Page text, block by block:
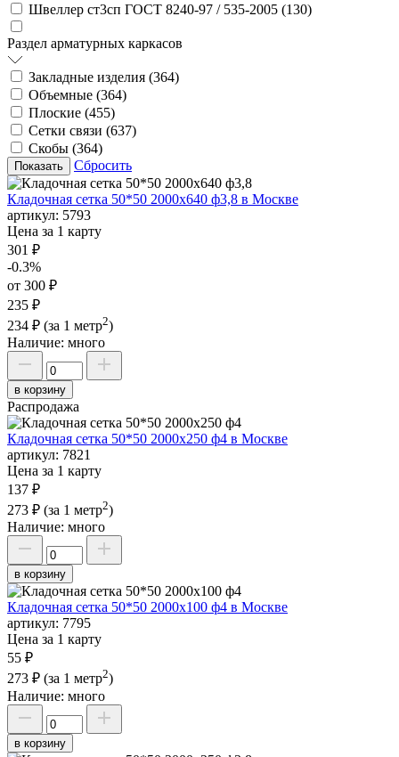
Швеллер ст3сп ГОСТ 8240-97 / 535-2005 (130)
Раздел арматурных каркасов
Закладные изделия (364)
Объемные (364)
Плоские (455)
Сетки связи (637)
Скобы (364)
Сбросить
Кладочная сетка 50*50 2000х640 ф3,8 в Москве
артикул: 5793
Цена за 1 карту
301 ₽
-0.3%
от 300 ₽
235 ₽
234 ₽ (за 1 метр2)
Наличие: много
в корзину
Распродажа
Кладочная сетка 50*50 2000х250 ф4 в Москве
артикул: 7821
Цена за 1 карту
137 ₽
273 ₽ (за 1 метр2)
Наличие: много
в корзину
Кладочная сетка 50*50 2000х100 ф4 в Москве
артикул: 7795
Цена за 1 карту
55 ₽
273 ₽ (за 1 метр2)
Наличие: много
в корзину